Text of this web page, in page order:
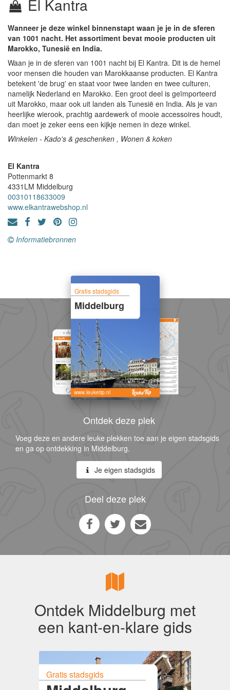
El Kantra
Wanneer je deze winkel binnenstapt waan je je in de sferen
van 1001 nacht. Het assortiment bevat mooie producten uit
Marokko, Tunesië en India.
Waan je in de sferen van 1001 nacht bij El Kantra. Dit is de hemel
voor mensen die houden van Marokkaanse producten. El Kantra
betekent 'de brug' en staat voor twee landen en twee culturen,
namelijk Nederland en Marokko. Een groot deel is geïmporteerd
uit Marokko, maar ook uit landen als Tunesië en India. Als je van
heerlijke wierook, prachtig aardewerk of mooie accessoires houdt,
dan moet je zeker eens een kijkje nemen in deze winkel.
Winkelen - Kado's & geschenken , Wonen & koken
El Kantra
Pottenmarkt 8
4331LM Middelburg
00310118633009
www.elkantrawebshop.nl
Informatiebronnen
Gratis stadsgids
Middelburg
www.leuketip.nl
Ontdek deze plek
Voeg deze en andere leuke plekken toe aan je eigen stadsgids
en ga op ontdekking in Middelburg.
Je eigen stadsgids
Deel deze plek
Ontdek Middelburg met
een kant-en-klare gids
Gratis stadsgids